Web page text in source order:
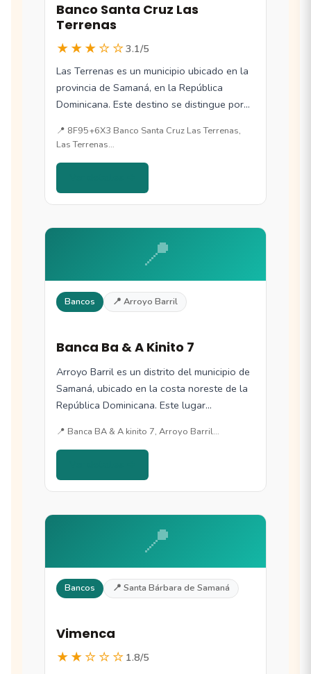
Banco Santa Cruz Las
Terrenas
★★★☆☆3.1/5
Las Terrenas es un municipio ubicado en la
provincia de Samaná, en la República
Dominicana. Este destino se distingue por…
📍 8F95+6X3 Banco Santa Cruz Las Terrenas,
Las Terrenas…
📍
Bancos 📍 Arroyo Barril
Banca Ba & A Kinito 7
Arroyo Barril es un distrito del municipio de
Samaná, ubicado en la costa noreste de la
República Dominicana. Este lugar…
📍 Banca BA & A kinito 7, Arroyo Barril…
📍
Bancos 📍 Santa Bárbara de Samaná
Vimenca
★★☆☆☆ 1.8/5